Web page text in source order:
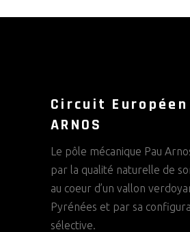
Circuit Européen
ARNOS
Le pôle mécanique Pau
par la qualité naturelle de
au coeur d’un vallon
Pyrénées et par sa
sélective.